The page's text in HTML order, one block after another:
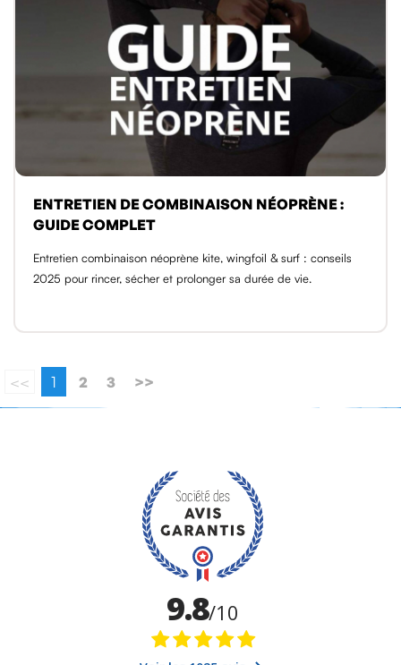
ENTRETIEN DE COMBINAISON NÉOPRÈNE :
GUIDE COMPLET
Entretien combinaison néoprène kite, wingfoil & surf : conseils
2025 pour rincer, sécher et prolonger sa durée de vie.
<< 1 2 3 >>